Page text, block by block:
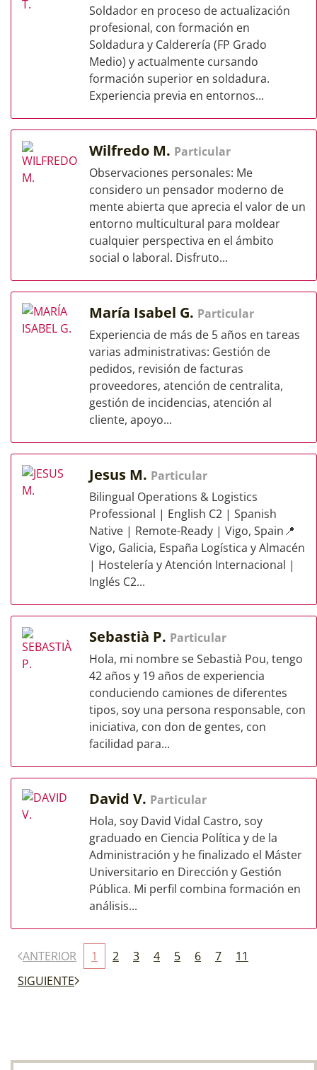
Soldador en proceso de actualización
profesional, con formación en
Soldadura y Calderería (FP Grado
Medio) y actualmente cursando
formación superior en soldadura.
Experiencia previa en entornos...
Wilfredo M. Particular
Observaciones personales: Me
considero un pensador moderno de
mente abierta que aprecia el valor de un
entorno multicultural para moldear
cualquier perspectiva en el ámbito
social o laboral. Disfruto...
María Isabel G. Particular
Experiencia de más de 5 años en tareas
varias administrativas: Gestión de
pedidos, revisión de facturas
proveedores, atención de centralita,
gestión de incidencias, atención al
cliente, apoyo...
Jesus M. Particular
Bilingual Operations & Logistics
Professional | English C2 | Spanish
Native | Remote-Ready | Vigo, Spain📍
Vigo, Galicia, España Logística y Almacén
| Hostelería y Atención Internacional |
Inglés C2...
Sebastià P. Particular
Hola, mi nombre se Sebastià Pou, tengo
42 años y 19 años de experiencia
conduciendo camiones de diferentes
tipos, soy una persona responsable, con
iniciativa, con don de gentes, con
facilidad para...
David V. Particular
Hola, soy David Vidal Castro, soy
graduado en Ciencia Política y de la
Administración y he finalizado el Máster
Universitario en Dirección y Gestión
Pública. Mi perfil combina formación en
análisis...
ANTERIOR 1 2 3 4 5 6 7
11
SIGUIENTE